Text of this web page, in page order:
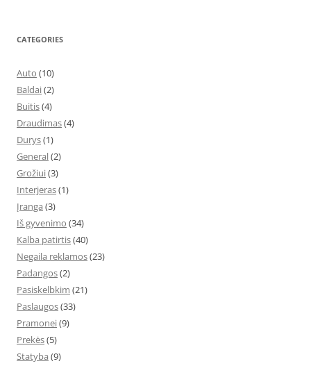
CATEGORIES
Auto (10)
Baldai(2)
Buitis(4)
Draudimas(4)
Durys(1)
General(2)
Grožiui(3)
Interjeras(1)
Įranga (3)
Iš gyvenimo (34)
Kalba patirtis(40)
Negaila reklamos(23)
Padangos(2)
Pasiskelbkim (21)
Paslaugos(33)
Pramonei(9)
Prekės(5)
Statyba (9)